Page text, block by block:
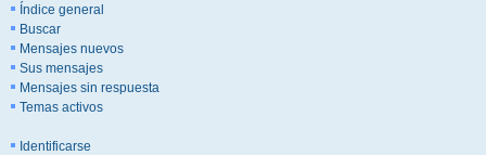
Índice general
Buscar
Mensajes nuevos
Sus mensajes
Mensajes sin respuesta
Temas activos
Identificarse